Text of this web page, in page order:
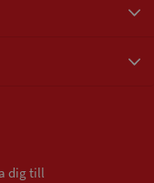
dig till